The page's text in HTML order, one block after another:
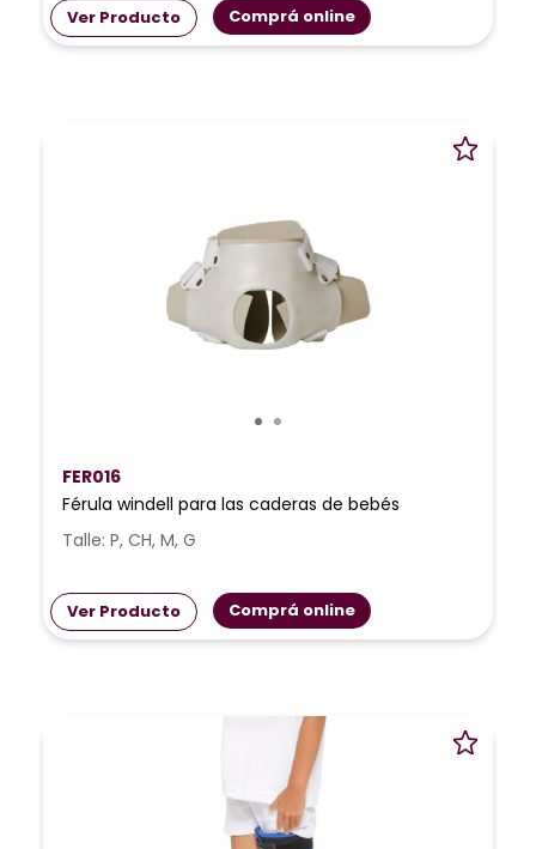
Ver Producto Comprá online
FER016
Férula windell para las caderas de bebés
Talle: P, CH, M, G
Ver Producto Comprá online